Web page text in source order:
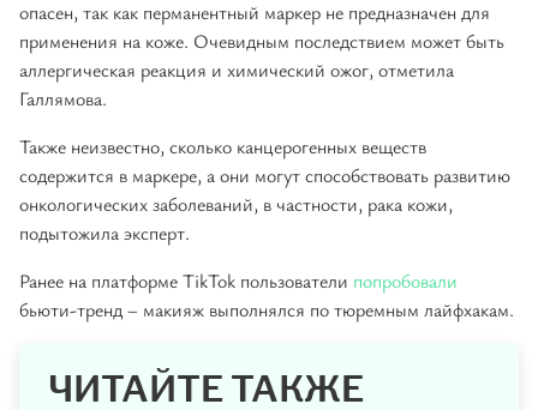
опасен, так как перманентный маркер не предназначен для
применения на коже. Очевидным последствием может быть
аллергическая реакция и химический ожог, отметила
Галлямова.
Также неизвестно, сколько канцерогенных веществ
содержится в маркере, а они могут способствовать развитию
онкологических заболеваний, в частности, рака кожи,
подытожила эксперт.
Ранее на платформе TikTok пользователи попробовали
бьюти-тренд – макияж выполнялся по тюремным лайфхакам.
ЧИТАЙТЕ ТАКЖЕ